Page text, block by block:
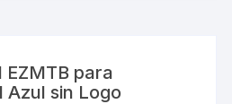
EZMTB para
Azul sin Logo